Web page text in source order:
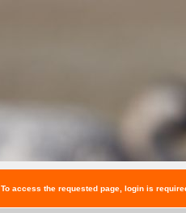
To access the requested page, login is